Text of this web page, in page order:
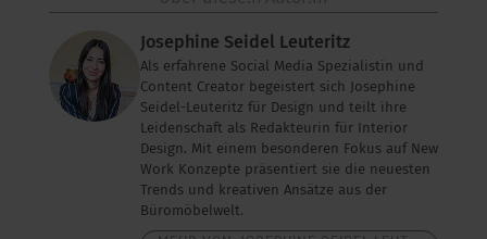
Josephine Seidel Leuteritz
Als erfahrene Social Media Spezialistin und
Content Creator begeistert sich Josephine
Seidel-Leuteritz für Design und teilt ihre
Leidenschaft als Redakteurin für Interior
Design. Mit einem besonderen Fokus auf New
Work Konzepte präsentiert sie die neuesten
Trends und kreativen Ansätze aus der
Büromöbelwelt.